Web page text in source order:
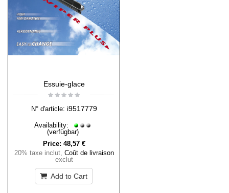
Essuie-glace
N° d'article: i9517779
Availability:
(verfügbar)
Price: 48,57 €
20% taxe inclut, Coût de livraison
exclut
Add to Cart